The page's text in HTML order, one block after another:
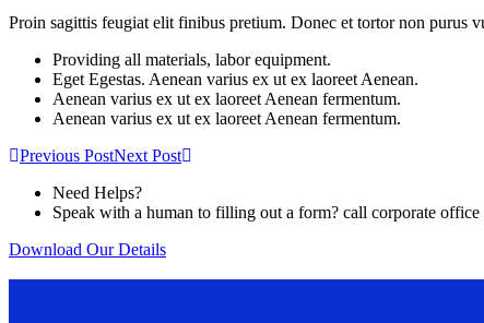
Proin sagittis feugiat elit finibus pretium. Donec et tortor non purus
Providing all materials, labor equipment.
Eget Egestas. Aenean varius ex ut ex laoreet Aenean.
Aenean varius ex ut ex laoreet Aenean fermentum.
Aenean varius ex ut ex laoreet Aenean fermentum.
Previous PostNext Post
Need Helps?
Speak with a human to filling out a form? call corporate
Download Our Details